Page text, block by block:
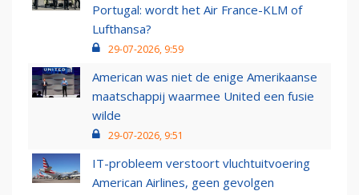
Portugal: wordt het Air France-KLM of
Lufthansa?
29-07-2026, 9:59
American was niet de enige Amerikaanse
maatschappij waarmee United een fusie
wilde
29-07-2026, 9:51
IT-probleem verstoort vluchtuitvoering
American Airlines, geen gevolgen